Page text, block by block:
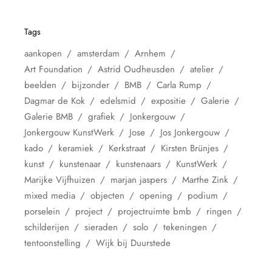
Tags
aankopen amsterdam
Arnhem
Art Foundation
Astrid Oudheusden
atelier
beelden
bijzonder BMB
Carla Rump
Dagmar de Kok
edelsmid expositie
Galerie
Galerie BMB
grafiek
Jonkergouw
Jonkergouw KunstWerk
Jose
Jos Jonkergouw
kado
keramiek Kerkstraat
Kirsten Brünjes
kunst
kunstenaar kunstenaars
KunstWerk
Marijke Vijfhuizen
marjan jaspers
Marthe Zink
mixed media
objecten opening
podium
porselein
project projectruimte bmb
ringen
schilderijen
sieraden solo
tekeningen
tentoonstelling
Wijk bij Duurstede